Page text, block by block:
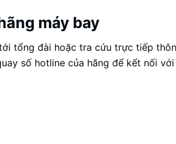
máy bay
tổng đài hoặc tra cứu trực tiếp
số hotline của hãng để kết nối